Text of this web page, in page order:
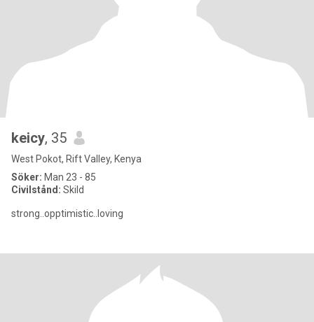
keicy, 35
West Pokot, Rift Valley, Kenya
Söker: Man 23 - 85
Civilstånd: Skild
strong..opptimistic..loving